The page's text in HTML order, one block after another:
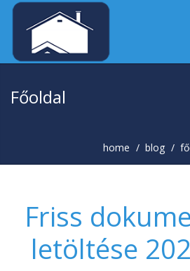
Főoldal
home blog
Friss
letöltése